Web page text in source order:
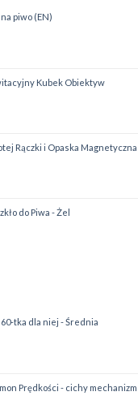
piwo (EN)
Kubek Obiektyw
Rączki i Opaska Magnetyczna
do Piwa - Żel
tka dla niej - Średnia
Prędkości - cichy mechanizm